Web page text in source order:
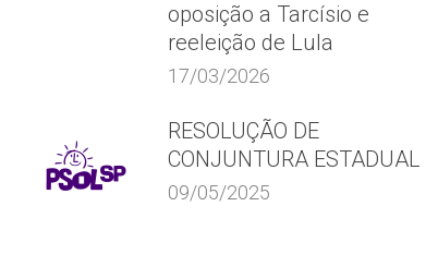
oposição a Tarcísio e
reeleição de Lula
17/03/2026
RESOLUÇÃO DE
CONJUNTURA ESTADUAL
09/05/2025